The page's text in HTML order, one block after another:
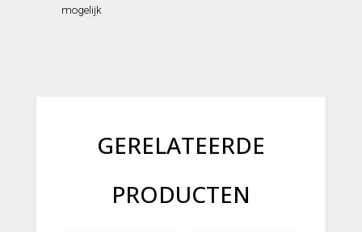
mogelijk
GERELATEERDE
PRODUCTEN